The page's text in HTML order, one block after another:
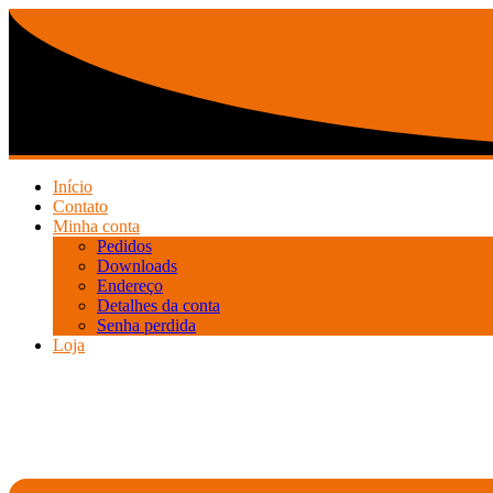
Ir
para
Início
Contato
Minha conta
Pedidos
Downloads
Endereço
Detalhes da conta
Senha perdida
Loja